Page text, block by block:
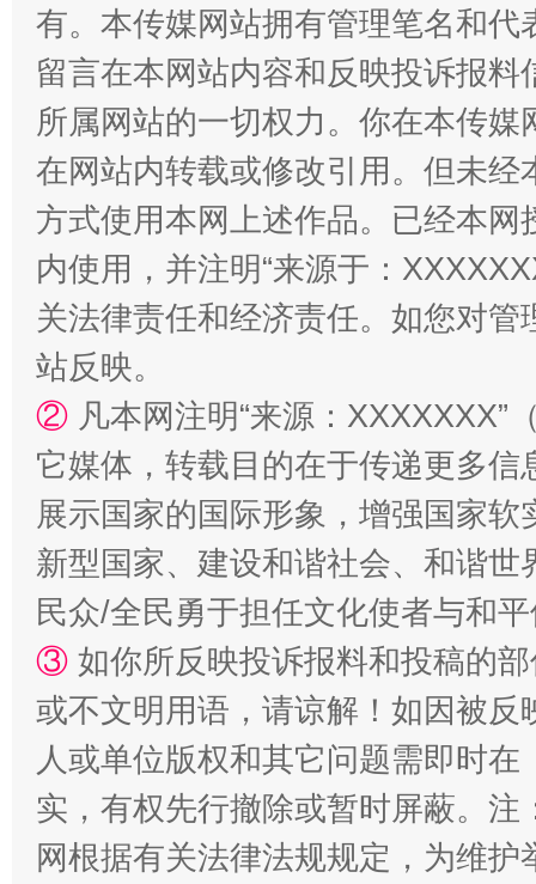
站台名比不上好声名
漫山遍野的桃花与雪山、麦地、白藏房 除
招工难、用工荒背后
有。本传媒网站拥有管理笔名和
留言在本网站内容和反映投诉报
所属网站的一切权力。你在本传
在网站内转载或修改引用。但未
方式使用本网上述作品。已经本
内使用，并注明“来源于：
关法律责任和经济责任。如您对
站反映。
② 凡本网注明“来源：
它媒体，转载目的在于传递更多
展示国家的国际形象，增强国家
新型国家、建设和谐社会、和谐
民众/全民勇于担任文化使者与和
③ 如你所反映投诉报料和投稿的
或不文明用语，请谅解！如因被
人或单位版权和其它问题需即时在
实，有权先行撤除或暂时屏蔽。
网根据有关法律法规规定，为维